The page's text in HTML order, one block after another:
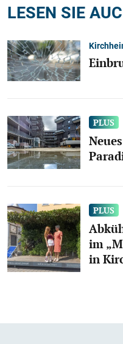
LESEN SIE
im
in